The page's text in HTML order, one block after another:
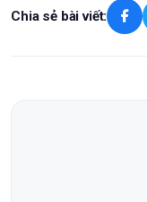
Chia sẻ bài viết: